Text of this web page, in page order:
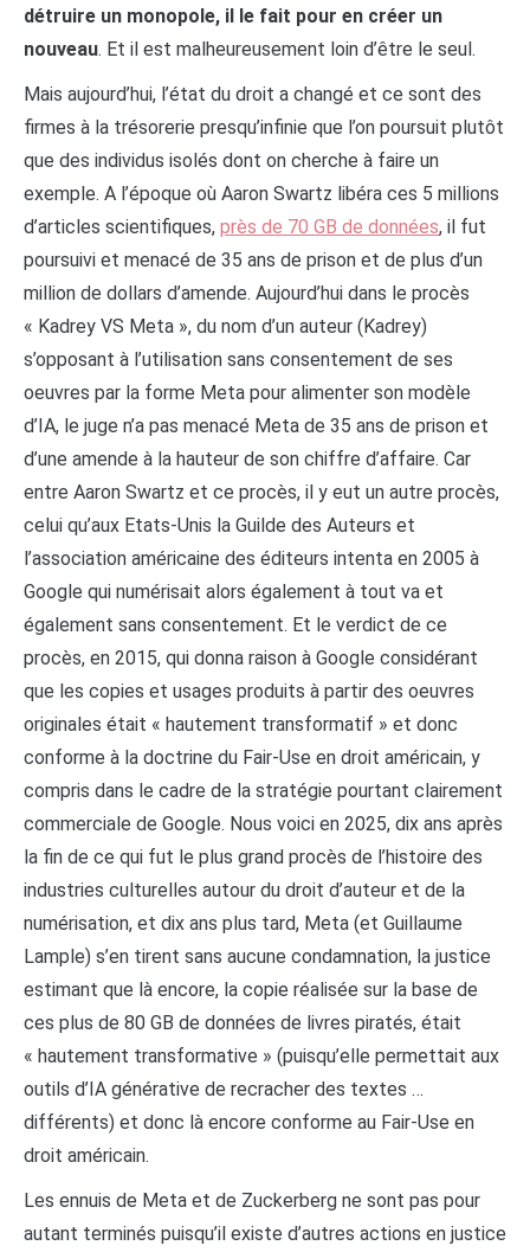
détruire un monopole, il le fait pour en créer un
nouveau. Et il est malheureusement loin d’être le seul.
Mais aujourd’hui, l’état du droit a changé et ce sont des
firmes à la trésorerie presqu’infinie que l’on poursuit plutôt
que des individus isolés dont on cherche à faire un
exemple. A l’époque où Aaron Swartz libéra ces 5 millions
d’articles scientifiques, près de 70 GB de données, il fut
poursuivi et menacé de 35 ans de prison et de plus d’un
million de dollars d’amende. Aujourd’hui dans le procès
« Kadrey VS Meta », du nom d’un auteur (Kadrey)
s’opposant à l’utilisation sans consentement de ses
oeuvres par la forme Meta pour alimenter son modèle
d’IA, le juge n’a pas menacé Meta de 35 ans de prison et
d’une amende à la hauteur de son chiffre d’affaire. Car
entre Aaron Swartz et ce procès, il y eut un autre procès,
celui qu’aux Etats-Unis la Guilde des Auteurs et
l’association américaine des éditeurs intenta en 2005 à
Google qui numérisait alors également à tout va et
également sans consentement. Et le verdict de ce
procès, en 2015, qui donna raison à Google considérant
que les copies et usages produits à partir des oeuvres
originales était « hautement transformatif » et donc
conforme à la doctrine du Fair-Use en droit américain, y
compris dans le cadre de la stratégie pourtant clairement
commerciale de Google. Nous voici en 2025, dix ans après
la fin de ce qui fut le plus grand procès de l’histoire des
industries culturelles autour du droit d’auteur et de la
numérisation, et dix ans plus tard, Meta (et Guillaume
Lample) s’en tirent sans aucune condamnation, la justice
estimant que là encore, la copie réalisée sur la base de
ces plus de 80 GB de données de livres piratés, était
« hautement transformative » (puisqu’elle permettait aux
outils d’IA générative de recracher des textes …
différents) et donc là encore conforme au Fair-Use en
droit américain.
Les ennuis de Meta et de Zuckerberg ne sont pas pour
autant terminés puisqu’il existe d’autres actions en justice